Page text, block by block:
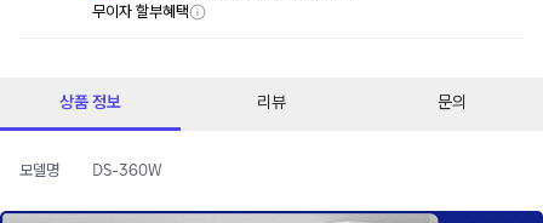
무이자 할부혜택
상품 정보 리뷰 문의
모델명 DS-360W